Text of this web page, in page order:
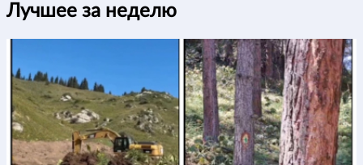
Лучшее за неделю